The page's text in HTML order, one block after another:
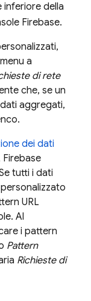
inferiore della
Firebase.
a
di rete
che, se un
aggregati,
dei dati
Firebase
tutti i dati
URL
Al
i pattern
Pattern
Richieste di